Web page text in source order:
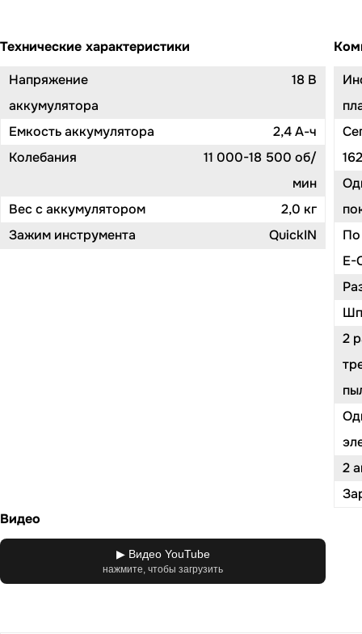
Технические характеристики
Напряжение
аккумулятора
18 В
Емкость аккумулятора
2,4 А-ч
Колебания
11 000-18 500 об/
мин
Вес с аккумулятором
2,0 кг
Зажим инструмента
QuickIN
По
E-
2
2
Видео
▶ Видео YouTube
нажмите, чтобы загрузить